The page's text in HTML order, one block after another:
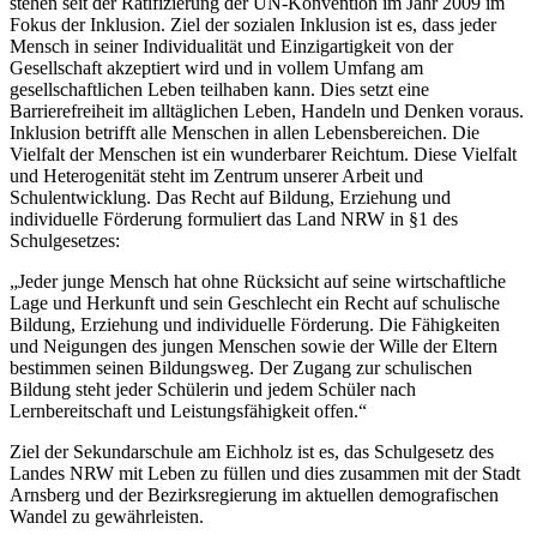
Fokus der Inklusion. Ziel der sozialen Inklusion ist es, dass jeder
Mensch in seiner Individualität und Einzigartigkeit von der
Gesellschaft akzeptiert wird und in vollem Umfang am
gesellschaftlichen Leben teilhaben kann. Dies setzt eine
Barrierefreiheit im alltäglichen Leben, Handeln und Denken voraus.
Inklusion betrifft alle Menschen in allen Lebensbereichen. Die
Vielfalt der Menschen ist ein wunderbarer Reichtum. Diese Vielfalt
und Heterogenität steht im Zentrum unserer Arbeit und
Schulentwicklung. Das Recht auf Bildung, Erziehung und
individuelle Förderung formuliert das Land NRW in §1 des
Schulgesetzes:
„Jeder junge Mensch hat ohne Rücksicht auf seine wirtschaftliche
Lage und Herkunft und sein Geschlecht ein Recht auf schulische
Bildung, Erziehung und individuelle Förderung. Die Fähigkeiten
und Neigungen des jungen Menschen sowie der Wille der Eltern
bestimmen seinen Bildungsweg. Der Zugang zur schulischen
Bildung steht jeder Schülerin und jedem Schüler nach
Lernbereitschaft und Leistungsfähigkeit offen.“
Ziel der Sekundarschule am Eichholz ist es, das Schulgesetz des
Landes NRW mit Leben zu füllen und dies zusammen mit der Stadt
Arnsberg und der Bezirksregierung im aktuellen demografischen
Wandel zu gewährleisten.